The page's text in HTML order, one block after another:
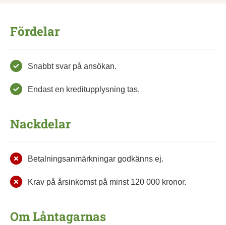
Fördelar
Snabbt svar på ansökan.
Endast en kreditupplysning tas.
Nackdelar
Betalningsanmärkningar godkänns ej.
Krav på årsinkomst på minst 120 000 kronor.
Om Låntagarnas